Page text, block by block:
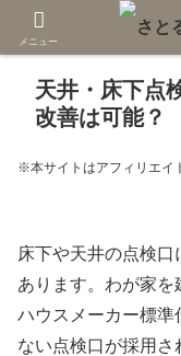
天井・床下点
改善は可能？
※本サイトはアフィリエイ
床下や天井の点検
あります。わが家
ハウスメーカー標準
ない点検口が採用
メニュー